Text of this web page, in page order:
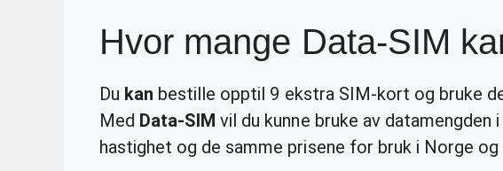
Hvor mange Data-SIM
Du kan bestille opptil 9 ekstra SIM-kort og bruke
Med Data-SIM vil du kunne bruke av
hastighet og de samme prisene for bruk i Norge og